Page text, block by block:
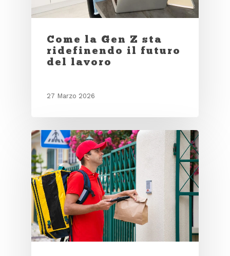
Come la Gen Z sta
ridefinendo il futuro
del lavoro
27 Marzo 2026